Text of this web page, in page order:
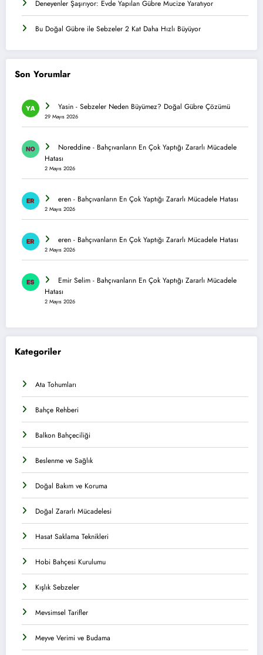
Deneyenler Şaşırıyor: Evde Yapılan Gübre Mucize Yaratıyor
Bu Doğal Gübre ile Sebzeler 2 Kat Daha Hızlı Büyüyor
Son Yorumlar
Yasin - Sebzeler Neden Büyümez? Doğal Gübre Çözümü
29 Mayıs 2026
Noreddine - Bahçıvanların En Çok Yaptığı Zararlı Mücadele
Hatası
2 Mayıs 2026
eren - Bahçıvanların En Çok Yaptığı Zararlı Mücadele Hatası
2 Mayıs 2026
eren - Bahçıvanların En Çok Yaptığı Zararlı Mücadele Hatası
2 Mayıs 2026
Emir Selim - Bahçıvanların En Çok Yaptığı Zararlı Mücadele
Hatası
2 Mayıs 2026
Kategoriler
Ata Tohumları
Bahçe Rehberi
Balkon Bahçeciliği
Beslenme ve Sağlık
Doğal Bakım ve Koruma
Doğal Zararlı Mücadelesi
Hasat Saklama Teknikleri
Hobi Bahçesi Kurulumu
Kışlık Sebzeler
Mevsimsel Tarifler
Meyve Verimi ve Budama